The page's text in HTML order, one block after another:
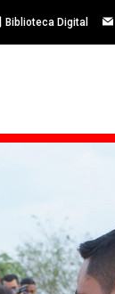
Biblioteca Digital